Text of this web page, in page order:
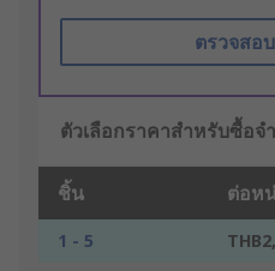
ตรวจสอ
ตัวเลือกราคาสำหรับซื้อจ
ชิ้น ต่อห
1 - 5